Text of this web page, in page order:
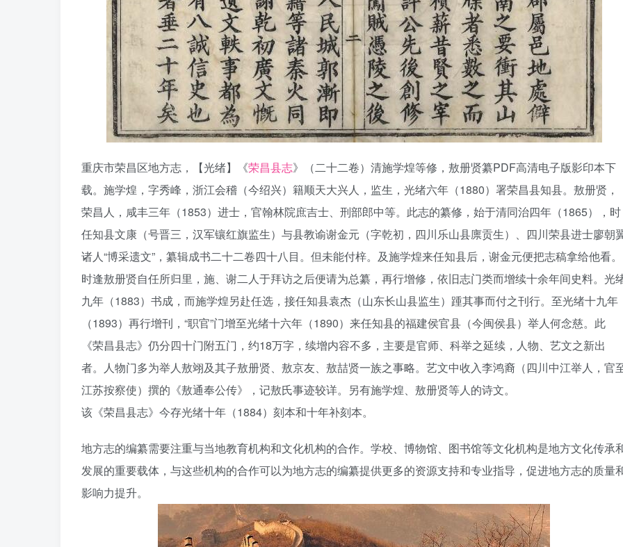
重庆市荣昌区地方志，【光绪】《荣昌县志》（二十二卷）清施学煌等修，敖册贤纂PDF高清电子版影印本下
载。施学煌，字秀峰，浙江会稽（今绍兴）籍顺天大兴人，监生，光绪六年（1880）署荣昌县知县。敖册贤，
荣昌人，咸丰三年（1853）进士，官翰林院庶吉士、刑部郎中等。此志的纂修，始于清同治四年（1865），时
任知县文康（号晋三，汉军镶红旗监生）与县教谕谢金元（字乾初，四川乐山县廪贡生）、四川荣县进士廖朝
诸人“博采遗文”，纂辑成书二十二卷四十八目。但未能付梓。及施学煌来任知县后，谢金元便把志稿拿给他看。
时逢敖册贤自任所归里，施、谢二人于拜访之后便请为总纂，再行增修，依旧志门类而增续十余年间史料。光
九年（1883）书成，而施学煌另赴任选，接任知县袁杰（山东长山县监生）踵其事而付之刊行。至光绪十九年
（1893）再行增刊，“职官”门增至光绪十六年（1890）来任知县的福建侯官县（今闽侯县）举人何念慈。此
《荣昌县志》仍分四十门附五门，约18万字，续增内容不多，主要是官师、科举之延续，人物、艺文之新出
者。人物门多为举人敖翊及其子敖册贤、敖京友、敖喆贤一族之事略。艺文中收入李鸿裔（四川中江举人，官
江苏按察使）撰的《敖通奉公传》，记敖氏事迹较详。另有施学煌、敖册贤等人的诗文。
该《荣昌县志》今存光绪十年（1884）刻本和十年补刻本。
地方志的编纂需要注重与当地教育机构和文化机构的合作。学校、博物馆、图书馆等文化机构是地方文化传承
发展的重要载体，与这些机构的合作可以为地方志的编纂提供更多的资源支持和专业指导，促进地方志的质量
影响力提升。